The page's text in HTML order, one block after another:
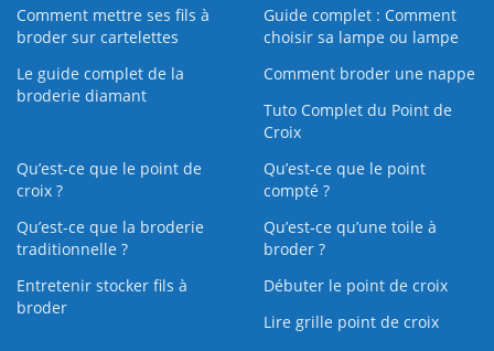
Comment mettre ses fils à
broder sur cartelettes
Guide complet : Comment
choisir sa lampe ou lampe
Le guide complet de la
broderie diamant
Comment broder une nappe
Tuto Complet du Point de
Croix
Qu’est-ce que le point de
croix ?
Qu’est-ce que le point
compté ?
Qu’est-ce que la broderie
traditionnelle ?
Qu’est‑ce qu’une toile à
broder ?
Entretenir stocker fils à
broder
Débuter le point de croix
Lire grille point de croix